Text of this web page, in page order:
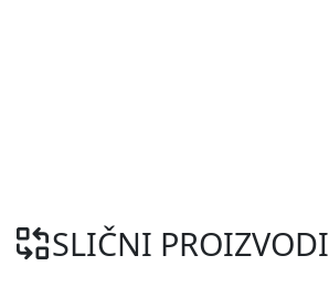
SLIČNI PROIZVODI